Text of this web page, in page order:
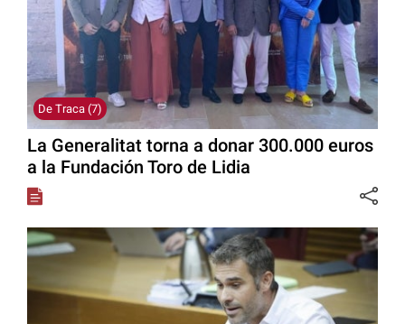
De Traca (7)
La Generalitat torna a donar 300.000 euros
a la Fundación Toro de Lidia